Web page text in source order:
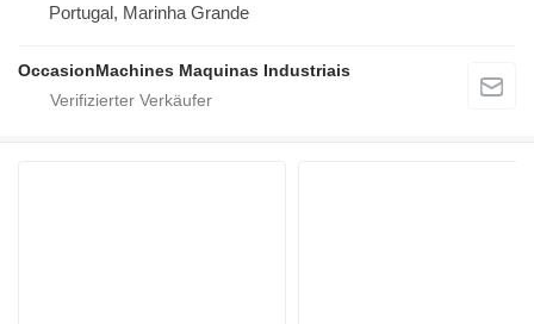
Portugal, Marinha Grande
OccasionMachines Maquinas Industriais